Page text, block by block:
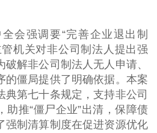
强调要“完善企业退出制
机关对非公司制法人提出强
解非公司制法人无人申请、
的僵局提供了明确依据。本案
典第七十条规定，支持非公司
助推“僵尸企业”出清，保障债
强制清算制度在促进资源优化